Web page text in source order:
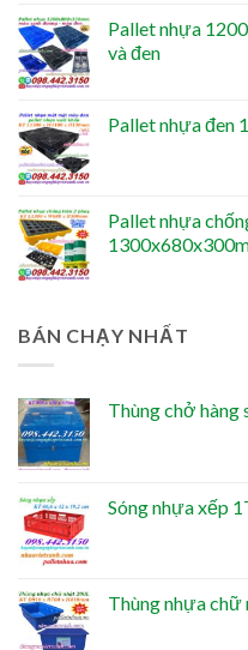
Pallet nhựa
và đen
Pallet nhựa đen
Pallet nhựa
BÁN CHẠY NHẤT
Thùng chở hàng
Sóng nhựa xếp
Thùng nhựa